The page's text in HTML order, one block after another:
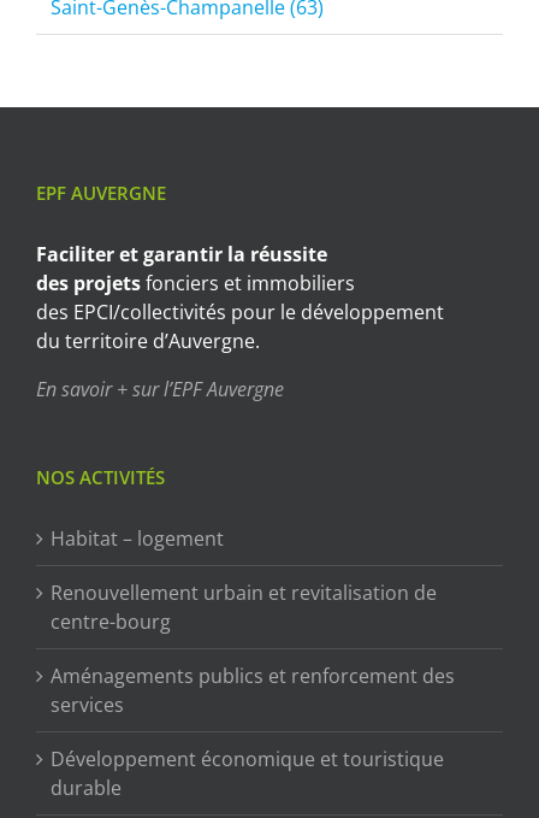
Saint-Genès-Champanelle (63)
EPF AUVERGNE
Faciliter et garantir la réussite
des projetsfonciers et immobiliers
des EPCI/collectivités pour le développement
du territoire d’Auvergne.
En savoir + sur l’EPF Auvergne
NOS ACTIVITÉS
Habitat – logement
Renouvellement urbain et revitalisation de
centre-bourg
Aménagements publics et renforcement des
services
Développement économique et touristique
durable